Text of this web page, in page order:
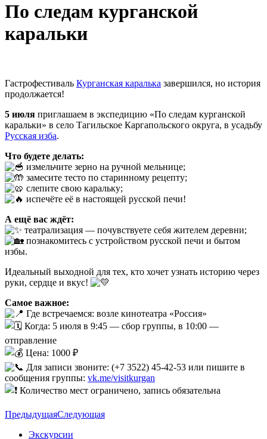
По следам курганской
каральки
Гастрофестиваль Курганская каралька завершился, но история
продолжается!
5 июля приглашаем в экспедицию «По следам курганской
каральки» в село Тагильское Каргапольского округа, в усадьбу
Русская изба.
Что будете делать:
измельчите зерно на ручной мельнице;
замесите тесто по старинному рецепту;
слепите свою каральку;
испечёте её в настоящей русской печи!
А ещё вас ждёт:
театрализация — почувствуете себя жителем деревни;
познакомитесь с устройством русской печи и бытом
избы.
Идеальный выходной для тех, кто хочет узнать историю через
руки, сердце и вкус!
Самое важное:
Где встречаемся: возле кинотеатра «Россия»
Когда: 5 июля в 9:45 — сбор группы, в 10:00 —
отправление
Цена: 1000 ₽
Для записи звоните: (+7 3522) 45‑42‑53 или пишите в
сообщения группы: vk.me/visitkurgan
Количество мест ограничено, запись обязательна
ПредыдущаяСледующая
Экскурсии